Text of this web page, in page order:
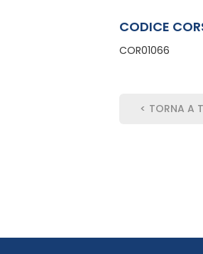
CODICE
COR01066
< TORNA A